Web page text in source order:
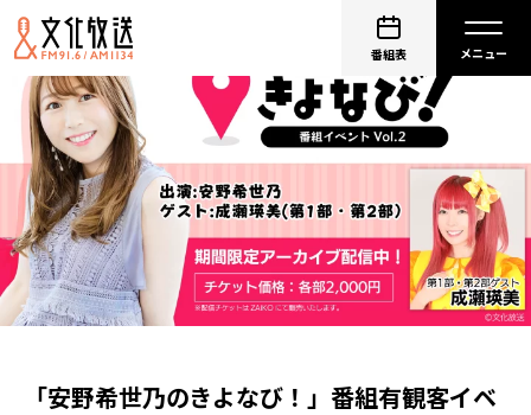
番組表
「安野希世乃のきよなび！」番組有観客イベ